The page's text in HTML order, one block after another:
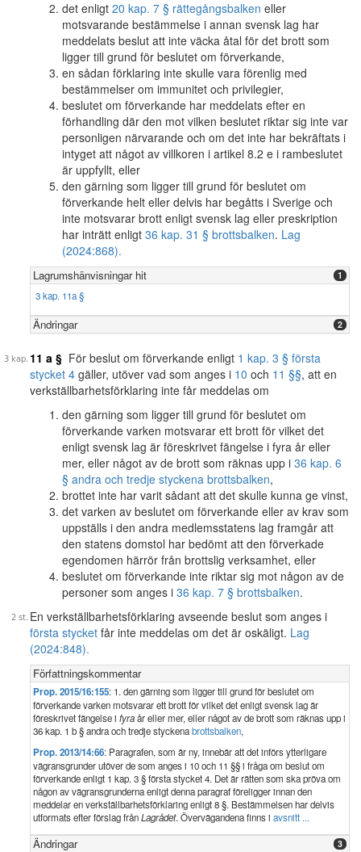
det enligt 20 kap. 7 § rättegångsbalken eller
motsvarande bestämmelse i annan svensk lag har
meddelats beslut att inte väcka åtal för det brott som
ligger till grund för beslutet om förverkande,
en sådan förklaring inte skulle vara förenlig med
bestämmelser om immunitet och privilegier,
beslutet om förverkande har meddelats efter en
förhandling där den mot vilken beslutet riktar sig inte var
personligen närvarande och om det inte har bekräftats i
intyget att något av villkoren i artikel 8.2 e i rambeslutet
är uppfyllt, eller
den gärning som ligger till grund för beslutet om
förverkande helt eller delvis har begåtts i Sverige och
inte motsvarar brott enligt svensk lag eller preskription
har inträtt enligt 36 kap. 31 § brottsbalken. Lag
(2024:868).
Lagrumshänvisningar hit 1
3 kap. 11a §
Ändringar 2
11 a § För beslut om förverkande enligt 1 kap. 3 § första
stycket 4 gäller, utöver vad som anges i 10 och 11 §§, att en
verkställbarhetsförklaring inte får meddelas om
den gärning som ligger till grund för beslutet om
förverkande varken motsvarar ett brott för vilket det
enligt svensk lag är föreskrivet fängelse i fyra år eller
mer, eller något av de brott som räknas upp i 36 kap. 6
§ andra och tredje styckena brottsbalken,
brottet inte har varit sådant att det skulle kunna ge vinst,
det varken av beslutet om förverkande eller av krav som
uppställs i den andra medlemsstatens lag framgår att
den statens domstol har bedömt att den förverkade
egendomen härrör från brottslig verksamhet, eller
beslutet om förverkande inte riktar sig mot någon av de
personer som anges i 36 kap. 7 § brottsbalken.
En verkställbarhetsförklaring avseende beslut som anges i
första stycket får inte meddelas om det är oskäligt. Lag
(2024:848).
Författningskommentar
Prop. 2015/16:155: 1. den gärning som ligger till grund för beslutet om
förverkande varken motsvarar ett brott för vilket det enligt svensk lag är
föreskrivet fängelse i fyraår eller mer, eller något av de brott som räknas upp i
36 kap. 1 b § andra och tredje styckenabrottsbalken,
Prop. 2013/14:66: Paragrafen, som är ny, innebär att det införs ytterligare
vägransgrunder utöver de som anges i 10 och 11 §§ i fråga om beslut om
förverkande enligt 1 kap. 3 § första stycket 4. Det är rätten som ska pröva om
någon av vägransgrunderna enligt denna paragraf föreligger innan den
meddelar en verkställbarhetsförklaring enligt 8 §. Bestämmelsen har delvis
utformats efter förslag frånLagrådet. Övervägandena finns i avsnitt ...
Ändringar 3